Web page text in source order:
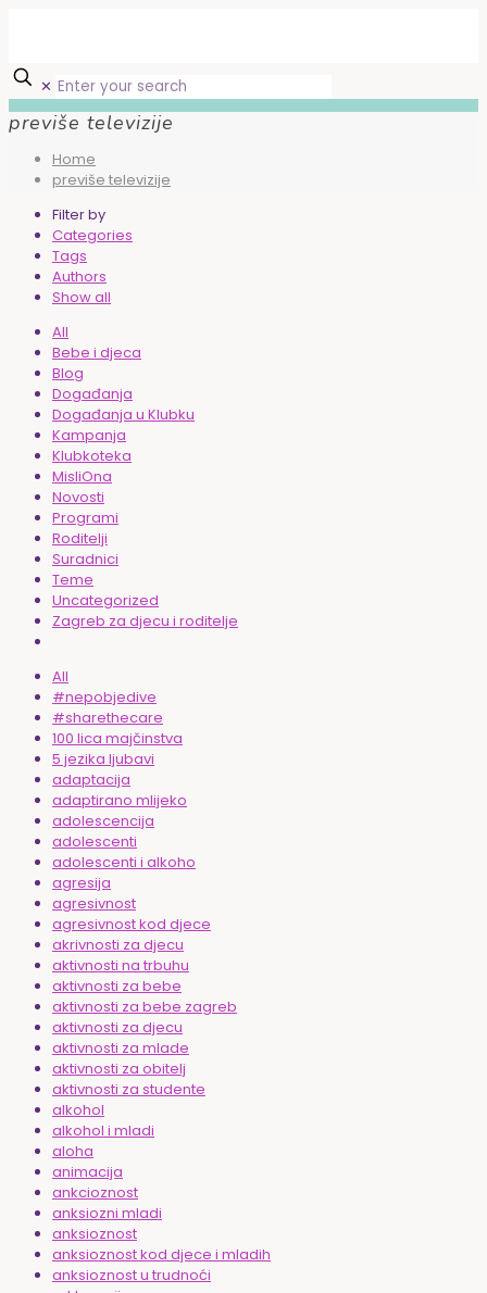
✕
previše televizije
Home
previše televizije
Filter by
Categories
Tags
Authors
Show all
All
Bebe i djeca
Blog
Događanja
Događanja u Klubku
Kampanja
Klubkoteka
MisliOna
Novosti
Programi
Roditelji
Suradnici
Teme
Uncategorized
Zagreb za djecu i roditelje
All
#nepobjedive
#sharethecare
100 lica majčinstva
5 jezika ljubavi
adaptacija
adaptirano mlijeko
adolescencija
adolescenti
adolescenti i alkoho
agresija
agresivnost
agresivnost kod djece
akrivnosti za djecu
aktivnosti na trbuhu
aktivnosti za bebe
aktivnosti za bebe zagreb
aktivnosti za djecu
aktivnosti za mlade
aktivnosti za obitelj
aktivnosti za studente
alkohol
alkohol i mladi
aloha
animacija
ankcioznost
anksiozni mladi
anksioznost
anksioznost kod djece i mladih
anksioznost u trudnoći